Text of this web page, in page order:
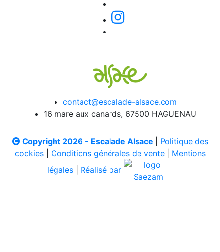
contact@escalade-alsace.com
16 mare aux canards, 67500 HAGUENAU
Copyright 2026 - Escalade Alsace
Politique des
cookies| Conditions générales de vente| Mentions
légales
Réalisé par